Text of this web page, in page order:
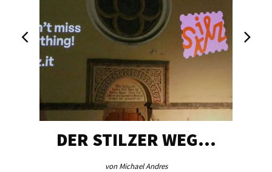
DER STILZER WEG…
von Michael Andres